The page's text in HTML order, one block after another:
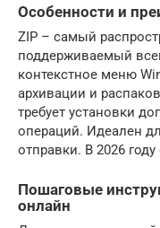
Особенности и
ZIP – самый
поддерживаемый
контекстное меню
архивации и
требует установки
операций. Идеален
отправки. В 2026
Пошаговые
онлайн